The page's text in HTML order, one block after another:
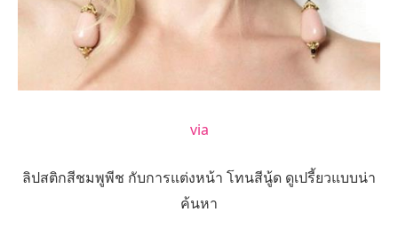
via
ลิปสติกสีชมพูพีช กับการแต่งหน้า โทนสีนู้ด ดูเปรี้ยวแบบน่า
ค้นหา